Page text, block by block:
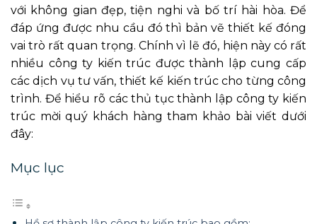
với không gian đẹp, tiện nghi và bố trí hài hòa. Để
đáp ứng được nhu cầu đó thì bản vẽ thiết kế đóng
vai trò rất quan trọng. Chính vì lẽ đó, hiện này có rất
nhiều công ty kiến trúc được thành lập cung cấp
các dịch vụ tư vấn, thiết kế kiến trúc cho từng công
trình. Để hiểu rõ các thủ tục thành lập công ty kiến
trúc mời quý khách hàng tham khảo bài viết dưới
đây:
Mục lục